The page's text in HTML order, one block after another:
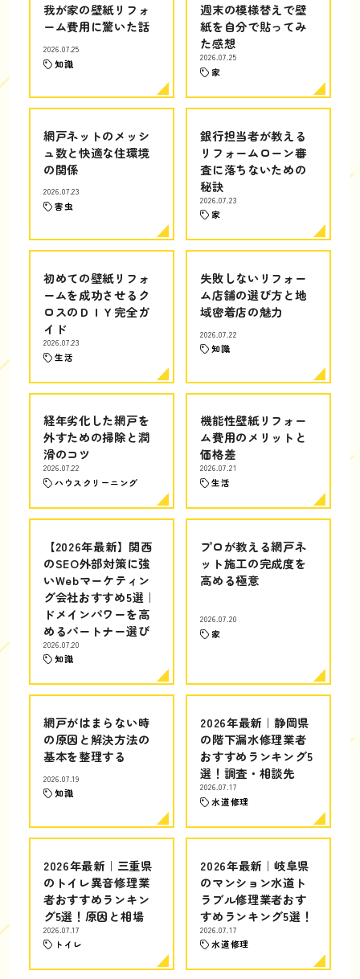
我が家の壁紙リフォ
ーム費用に驚いた話
2026.07.25
知識
週末の模様替えで壁
紙を自分で貼ってみ
た感想
2026.07.25
家
網戸ネットのメッシ
ュ数と快適な住環境
の関係
2026.07.23
害虫
銀行担当者が教える
リフォームローン審
査に落ちないための
秘訣
2026.07.23
家
初めての壁紙リフォ
ームを成功させるク
ロスのＤＩＹ完全ガ
イド
2026.07.23
生活
失敗しないリフォー
ム店舗の選び方と地
域密着店の魅力
2026.07.22
知識
経年劣化した網戸を
外すための掃除と潤
滑のコツ
2026.07.22
ハウスクリーニング
機能性壁紙リフォー
ム費用のメリットと
価格差
2026.07.21
生活
【2026年最新】関西
のSEO外部対策に強
いWebマーケティン
グ会社おすすめ5選｜
ドメインパワーを高
めるパートナー選び
2026.07.20
知識
プロが教える網戸ネ
ット施工の完成度を
高める極意
2026.07.20
家
網戸がはまらない時
の原因と解決方法の
基本を整理する
2026.07.19
知識
2026年最新｜静岡県
の階下漏水修理業者
おすすめランキング5
選！調査・相談先
2026.07.17
水道修理
2026年最新｜三重県
のトイレ異音修理業
者おすすめランキン
グ5選！原因と相場
2026.07.17
トイレ
2026年最新｜岐阜県
のマンション水道ト
ラブル修理業者おす
すめランキング5選！
2026.07.17
水道修理